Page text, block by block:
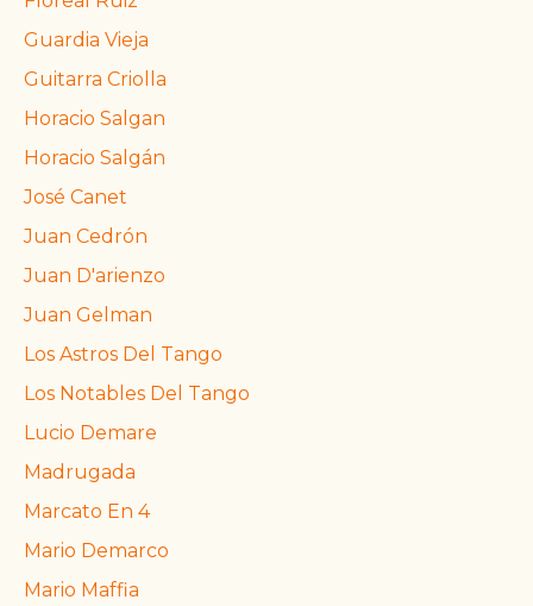
Guardia Vieja
Guitarra Criolla
Horacio Salgan
Horacio Salgán
José Canet
Juan Cedrón
Juan D'arienzo
Juan Gelman
Los Astros Del Tango
Los Notables Del Tango
Lucio Demare
Madrugada
Marcato En 4
Mario Demarco
Mario Maffia